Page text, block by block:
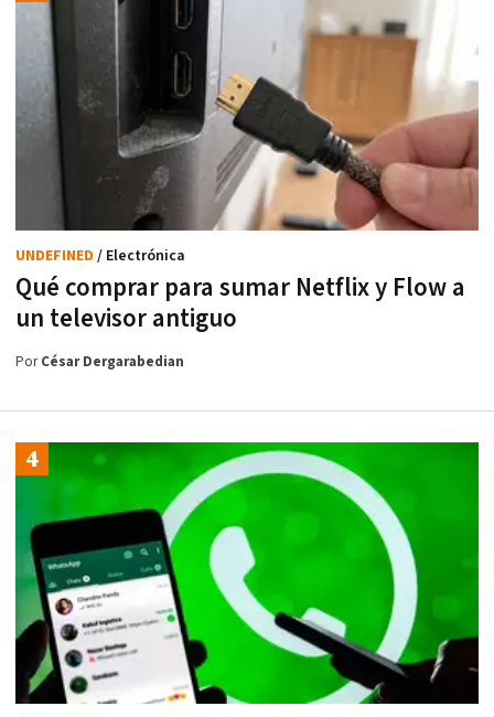
Qué comprar para sumar Netflix y Flow a
un televisor antiguo
UNDEFINED / Electrónica
PorCésar Dergarabedian